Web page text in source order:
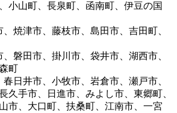
小山町、長泉町、函南町、伊豆の国
焼津市、藤枝市、島田市、吉田町、
磐田市、掛川市、袋井市、湖西市、
町
日井市、小牧市、岩倉市、瀬戸市、
久手市、日進市、みよし市、東郷町、
市、大口町、扶桑町、江南市、一宮